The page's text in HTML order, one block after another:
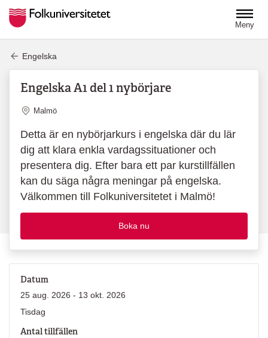
Meny
Engelska
Engelska A1 del 1 nybörjare
Plats
Malmö
Detta är en nybörjarkurs i engelska där du lär
dig att klara enkla vardagssituationer och
presentera dig. Efter bara ett par kurstillfällen
kan du säga några meningar på engelska.
Välkommen till Folkuniversitetet i Malmö!
Boka nu
Datum
25 aug. 2026 - 13 okt. 2026
Tisdag
Antal tillfällen